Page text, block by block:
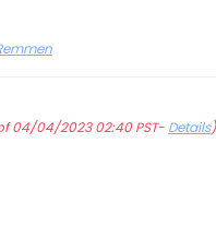
04/04/2023 02:40 PST- Details)